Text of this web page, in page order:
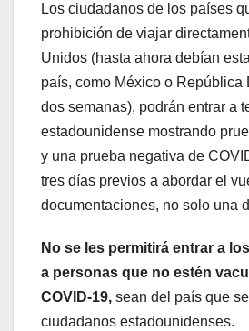
Los ciudadanos de los países
prohibición de viajar
Unidos (hasta ahora debían
país, como México o República
dos semanas), podrán entrar a
estadounidense mostrando
y una prueba negativa de
tres días previos a abordar el
documentaciones, no solo una
No se les permitirá entrar a
a personas que no estén
COVID-19, sean del país que
ciudadanos estadounidenses.